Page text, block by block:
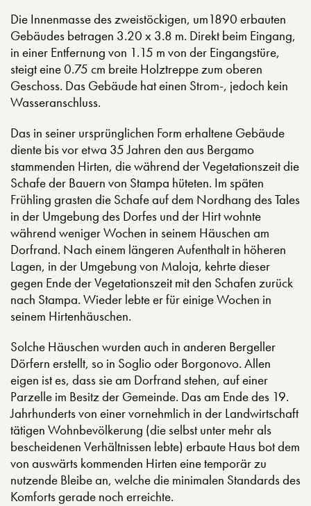
Die Innenmasse des zweistöckigen, um1890 erbauten
Gebäudes betragen 3.20 x 3.8 m. Direkt beim Eingang,
in einer Entfernung von 1.15 m von der Eingangstüre,
steigt eine 0.75 cm breite Holztreppe zum oberen
Geschoss. Das Gebäude hat einen Strom-, jedoch kein
Wasseranschluss.
Das in seiner ursprünglichen Form erhaltene Gebäude
diente bis vor etwa 35 Jahren den aus Bergamo
stammenden Hirten, die während der Vegetationszeit die
Schafe der Bauern von Stampa hüteten. Im späten
Frühling grasten die Schafe auf dem Nordhang des Tales
in der Umgebung des Dorfes und der Hirt wohnte
während weniger Wochen in seinem Häuschen am
Dorfrand. Nach einem längeren Aufenthalt in höheren
Lagen, in der Umgebung von Maloja, kehrte dieser
gegen Ende der Vegetationszeit mit den Schafen zurück
nach Stampa. Wieder lebte er für einige Wochen in
seinem Hirtenhäuschen.
Solche Häuschen wurden auch in anderen Bergeller
Dörfern erstellt, so in Soglio oder Borgonovo. Allen
eigen ist es, dass sie am Dorfrand stehen, auf einer
Parzelle im Besitz der Gemeinde. Das am Ende des 19.
Jahrhunderts von einer vornehmlich in der Landwirtschaft
tätigen Wohnbevölkerung (die selbst unter mehr als
bescheidenen Verhältnissen lebte) erbaute Haus bot dem
von auswärts kommenden Hirten eine temporär zu
nutzende Bleibe an, welche die minimalen Standards des
Komforts gerade noch erreichte.